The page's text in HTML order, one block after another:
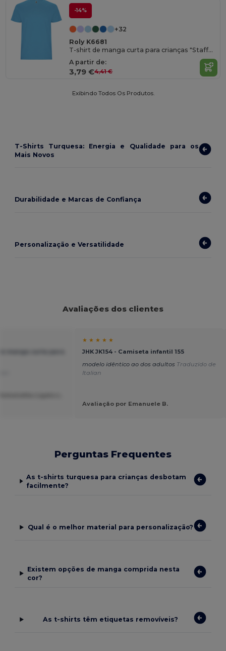
-14%
+32
Roly K6681
T-shirt de manga curta para crianças "Stafford"
A partir de:
3,79 €4,41 €
Exibindo Todos Os Produtos.
T-Shirts Turquesa: Energia e Qualidade para os
Mais Novos
Durabilidade e Marcas de Confiança
Personalização e Versatilidade
Avaliações dos clientes
★ ★ ★ ★ ★
JHK JK154 - Camiseta infantil 155
modelo idêntico ao dos adultos Traduzido de
Italian
Avaliação por Emanuele B.
Perguntas Frequentes
As t-shirts turquesa para crianças desbotam
facilmente?
Qual é o melhor material para personalização?
Existem opções de manga comprida nesta
cor?
As t-shirts têm etiquetas removíveis?